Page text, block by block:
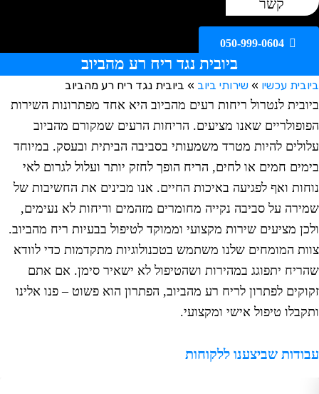
קשר
050-999-0604
ביובית נגד ריח רע מהביוב
עכשיו»שירותי ביוב»ביובית נגד ריח רע מהביוב
לנטרול ריחות רעים מהביוב היא אחד מפתרונות השירות
שאנו מציעים. הריחות הרעים שמקורם מהביוב
להיות מטרד משמעותי בסביבה הביתית ובעסק. במיוחד
חמים או לחים, הריח הופך לחזק יותר ועלול לגרום לאי
ואף לפגיעה באיכות החיים. אנו מבינים את החשיבות של
על סביבה נקייה מחומרים מזהמים וריחות לא נעימים,
מציעים שירות מקצועי וממוקד לטיפול בבעיות ריח מהביוב.
המומחים שלנו משתמש בטכנולוגיות מתקדמות כדי לוודא
יתפוגג במהירות ושהטיפול לא ישאיר סימן. אם אתם
לפתרון לריח רע מהביוב, הפתרון הוא פשוט – פנו אלינו
טיפול אישי ומקצועי.
שביצענו ללקוחות